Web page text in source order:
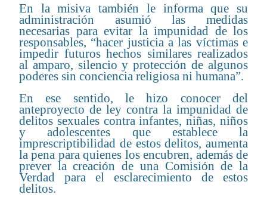
En la misiva también le informa que su
administración asumió las medidas
necesarias para evitar la impunidad de los
responsables, “hacer justicia a las víctimas e
impedir futuros hechos similares realizados
al amparo, silencio y protección de algunos
poderes sin conciencia religiosa ni humana”.
En ese sentido, le hizo conocer del
anteproyecto de ley contra la impunidad de
delitos sexuales contra infantes, niñas, niños
y adolescentes que establece la
imprescriptibilidad de estos delitos, aumenta
la pena para quienes los encubren, además de
prever la creación de una Comisión de la
Verdad para el esclarecimiento de estos
delitos.